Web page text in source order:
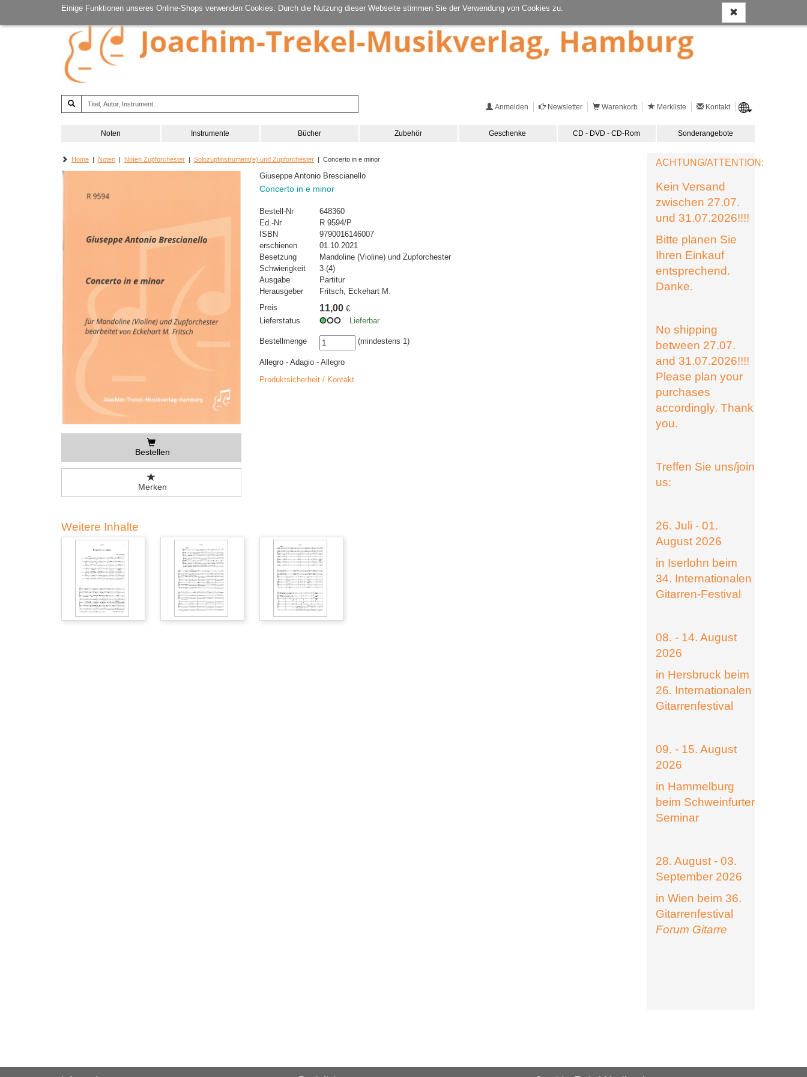
Einige Funktionen unseres Online-Shops verwenden Cookies. Durch die Nutzung dieser Webseite stimmen Sie der Verwendung von Cookies zu.
Anmelden Newsletter Warenkorb Merkliste Kontakt
Noten Instrumente Bücher Zubehör Geschenke CD - DVD - CD-Rom Sonderangebote
Home | Noten | Noten Zupforchester | Solozupfinstrument(e) und Zupforchester | Concerto in e minor
Bestellen
Merken
Giuseppe Antonio Brescianello
Concerto in e minor
Bestell-Nr
648360
Ed.-Nr
R 9594/P
ISBN
9790016146007
erschienen
01.10.2021
Besetzung
Mandoline (Violine) und Zupforchester
Schwierigkeit
3 (4)
Ausgabe
Partitur
Herausgeber
Fritsch, Eckehart M.
Preis
11,00 €
Lieferstatus
Lieferbar
Bestellmenge (mindestens 1)
Allegro - Adagio - Allegro
Produktsicherheit / Kontakt
Weitere Inhalte
ACHTUNG/ATTENTION:
Kein Versand
zwischen 27.07.
und 31.07.2026!!!!
Bitte planen Sie
Ihren Einkauf
entsprechend.
Danke.
No shipping
between 27.07.
and 31.07.2026!!!!
Please plan your
purchases
accordingly. Thank
you.
Treffen Sie uns/join
us:
26. Juli - 01.
August 2026
in Iserlohn beim
34. Internationalen
Gitarren-Festival
08. - 14. August
2026
in Hersbruck beim
26. Internationalen
Gitarrenfestival
09. - 15. August
2026
in Hammelburg
beim Schweinfurter
Seminar
28. August - 03.
September 2026
in Wien beim 36.
Gitarrenfestival
Forum Gitarre